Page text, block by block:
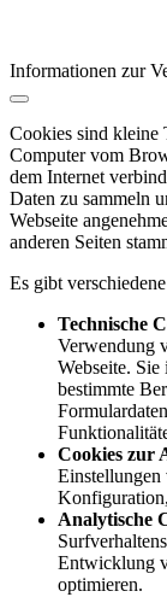
Informationen zur
Cookies sind kleine
Computer vom
dem Internet
Daten zu sammeln
Webseite
anderen Seiten
Es gibt
Technische
Verwendung
Webseite.
bestimmte
Cookies zur
Einstellungen
Analytische
Entwicklung
optimieren.